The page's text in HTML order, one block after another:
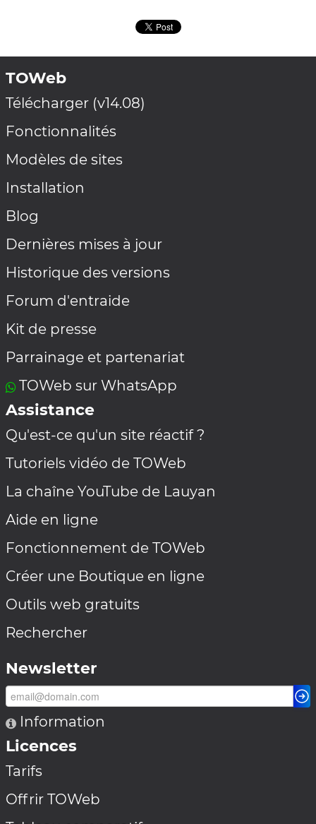
TOWeb
Télécharger (v14.08)
Fonctionnalités
Modèles de sites
Installation
Blog
Dernières mises à jour
Historique des versions
Forum d'entraide
Kit de presse
Parrainage et partenariat
TOWeb sur WhatsApp
Assistance
Qu'est-ce qu'un site réactif ?
Tutoriels vidéo de TOWeb
La chaîne YouTube de Lauyan
Aide en ligne
Fonctionnement de TOWeb
Créer une Boutique en ligne
Outils web gratuits
Rechercher
Newsletter
Information
Licences
Tarifs
Offrir TOWeb